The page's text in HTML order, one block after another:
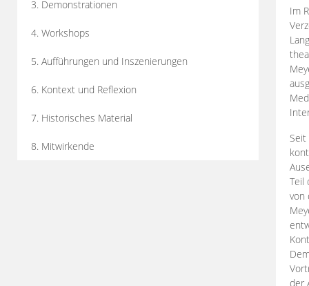
3. Demonstrationen
4. Workshops
5. Aufführungen und Inszenierungen
6. Kontext und Reflexion
7. Historisches Material
8. Mitwirkende
Im
Teil
von
der